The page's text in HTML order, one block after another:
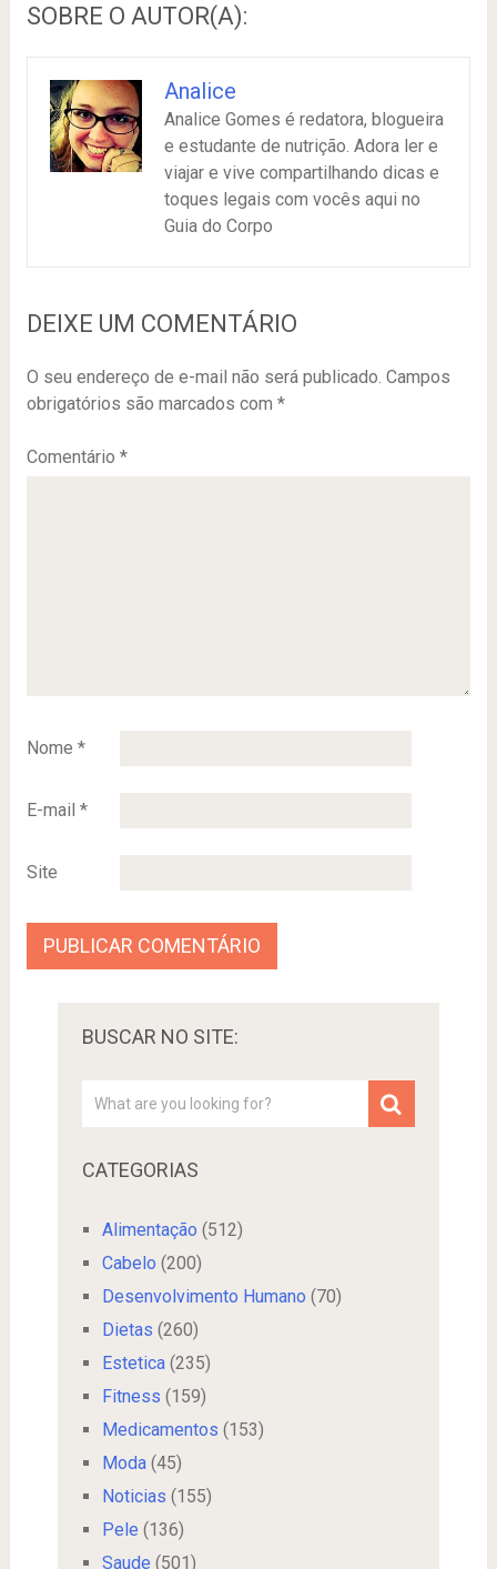
SOBRE O AUTOR(A):
Analice
Analice Gomes é redatora, blogueira
e estudante de nutrição. Adora ler e
viajar e vive compartilhando dicas e
toques legais com vocês aqui no
Guia do Corpo
DEIXE UM COMENTÁRIO
O seu endereço de e-mail não será publicado. Campos
obrigatórios são marcados com *
Comentário *
Nome *
E-mail *
Site
BUSCAR NO SITE:
CATEGORIAS
Alimentação (512)
Cabelo (200)
Desenvolvimento Humano (70)
Dietas (260)
Estetica(235)
Fitness (159)
Medicamentos (153)
Moda(45)
Noticias (155)
Pele (136)
Saude (501)